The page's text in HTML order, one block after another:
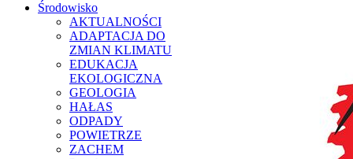
Środowisko
AKTUALNOŚCI
ADAPTACJA DO
ZMIAN KLIMATU
EDUKACJA
EKOLOGICZNA
GEOLOGIA
HAŁAS
ODPADY
POWIETRZE
ZACHEM